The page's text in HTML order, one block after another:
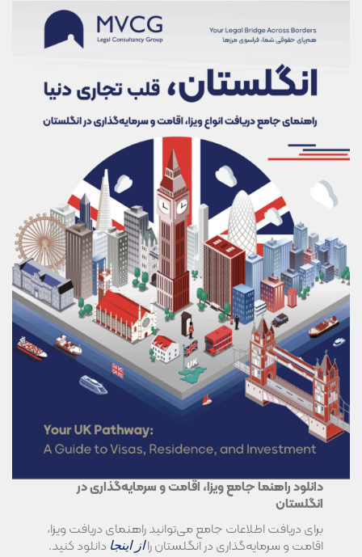
دانلود راهنما جامع ویزا، اقامت و سرمایه‌گذاری در
انگلستان
برای دریافت اطلاعات جامع می‌توانید راهنمای دریافت ویزا،
اقامت و سرمایه‌گذاری در انگلستان رااز اینجا دانلود کنید.